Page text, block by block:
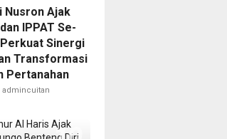
Nusron Ajak
IPPAT Se-
Sinergi
Transformasi
Pertanahan
admincuitan